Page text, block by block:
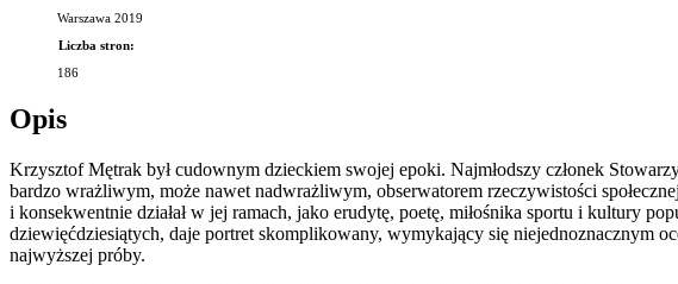
Warszawa 2019
Liczba stron:
186
Opis
Krzysztof Mętrak był cudownym dzieckiem swojej epoki. Najmłodszy członek
bardzo wrażliwym, może nawet nadwrażliwym, obserwatorem rzeczywistości
i konsekwentnie działał w jej ramach, jako erudytę, poetę, miłośnika sportu i kultury
dziewięćdziesiątych, daje portret skomplikowany, wymykający się niejednoznacznym
najwyższej próby.